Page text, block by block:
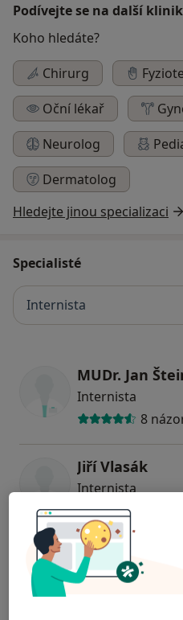
Podívejte se na další
Koho hledáte?
Chirurg
Oční lékař
Neurolog
Dermatolog
Hledejte jinou specializaci
Specialisté
Internista
MUDr. Jan
Internista
8
Jiří Vlasák
Internista
MUDr. Zuzana
Internista